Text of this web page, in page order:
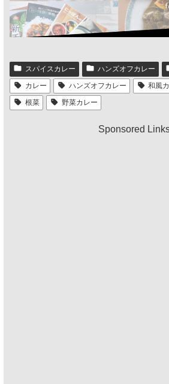
スパイスカレー ハンズオフカレー
カレー
ハンズオフカレー 和風
根菜
野菜カレー
Sponsored